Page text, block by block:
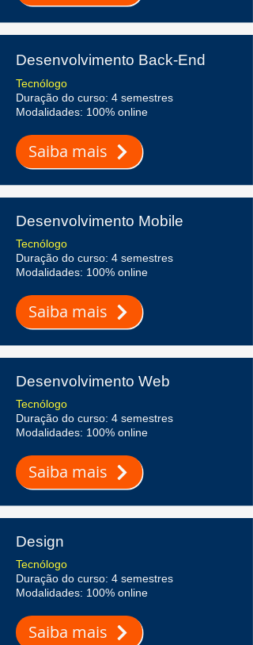
Desenvolvimento Back-End
Tecnólogo
Duração do curso: 4 semestres
Modalidades: 100% online
Saiba mais
Desenvolvimento Mobile
Tecnólogo
Duração do curso: 4 semestres
Modalidades: 100% online
Saiba mais
Desenvolvimento Web
Tecnólogo
Duração do curso: 4 semestres
Modalidades: 100% online
Saiba mais
Design
Tecnólogo
Duração do curso: 4 semestres
Modalidades: 100% online
Saiba mais